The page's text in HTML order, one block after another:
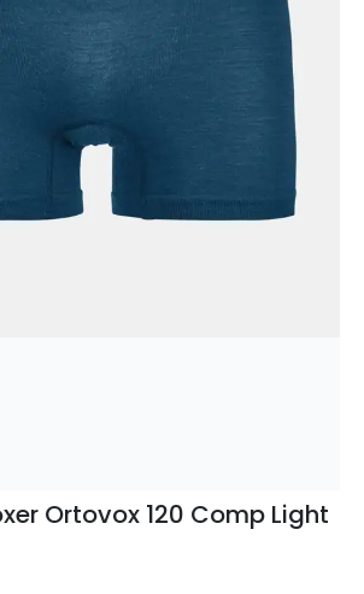
Ortovox 120 Comp Light